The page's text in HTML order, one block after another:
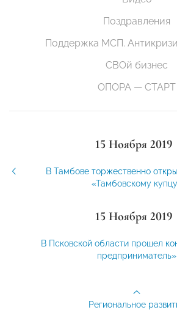
Поздравления
Поддержка МСП.
СВОй бизнес
ОПОРА — СТАРТ
15 Ноября 2019
В Тамбове торжественно
«Тамбовскому
15 Ноября 2019
В Псковской области прошел
предприниматель»
Региональное